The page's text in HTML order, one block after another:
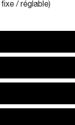
/ réglable)